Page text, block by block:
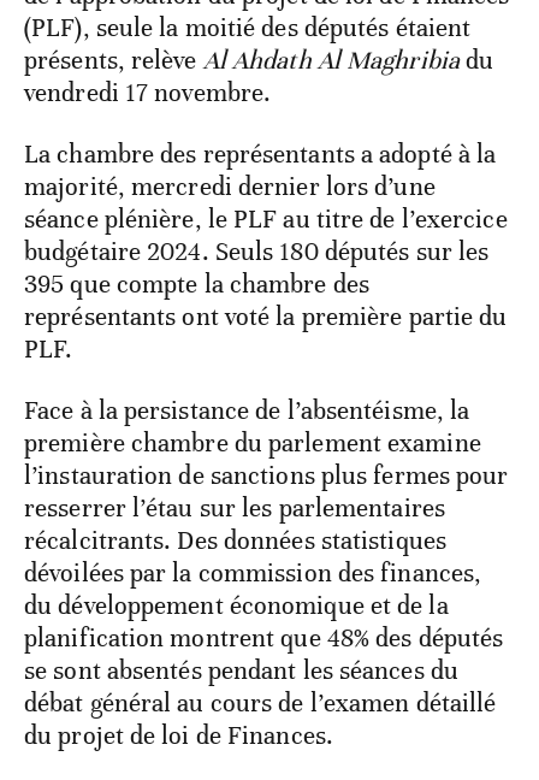
(PLF), seule la moitié des députés étaient
présents, relèveAl Ahdath Al Maghribiadu
vendredi 17 novembre.
La chambre des représentants a adopté à la
majorité, mercredi dernier lors d’une
séance plénière, le PLF au titre de l’exercice
budgétaire 2024. Seuls 180 députés sur les
395 que compte la chambre des
représentants ont voté la première partie du
PLF.
Face à la persistance de l’absentéisme, la
première chambre du parlement examine
l’instauration de sanctions plus fermes pour
resserrer l’étau sur les parlementaires
récalcitrants. Des données statistiques
dévoilées par la commission des finances,
du développement économique et de la
planification montrent que 48% des députés
se sont absentés pendant les séances du
débat général au cours de l’examen détaillé
du projet de loi de Finances.